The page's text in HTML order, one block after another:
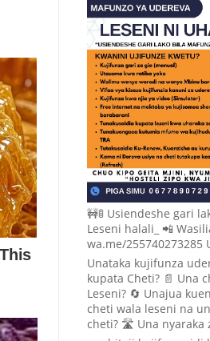
🚧🚦 Usiendeshe gari
Leseni halali_ 📲
wa.me/255740273285
Unataka kujifunza
kupata Cheti? 📄 Una
Leseni? 🔄 Unajua
cheti wala leseni na
cheti? 🛣️ Una nyaraka